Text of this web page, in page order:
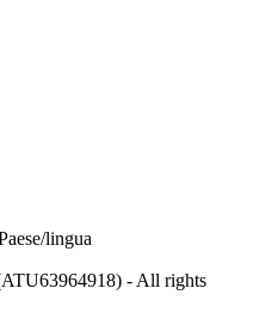
lingua
- All rights